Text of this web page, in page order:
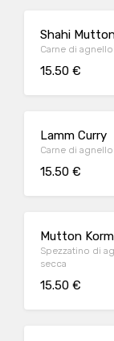
Shahi
Carne di
15.50 €
Lamm Curry
Carne di
15.50 €
Mutton
Spezzatino di
secca
15.50 €